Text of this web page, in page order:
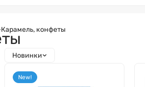
Карамель, конфеты
Новинки
New!